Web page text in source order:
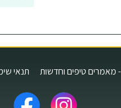
טיפים וחדשות תנאי